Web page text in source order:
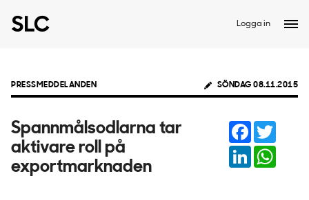
Logga in
PRESSMEDDELANDEN SÖNDAG 08.11.2015
Spannmålsodlarna tar
aktivare roll på
exportmarknaden
Facebook
LinkedIn